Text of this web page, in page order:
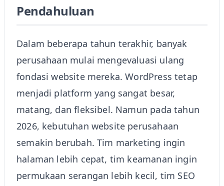
Mengapa Banyak
Pendahuluan
Dalam beberapa tahun terakhir, banyak
perusahaan mulai mengevaluasi ulang
fondasi website mereka. WordPress tetap
menjadi platform yang sangat besar,
matang, dan fleksibel. Namun pada tahun
2026, kebutuhan website perusahaan
semakin berubah. Tim marketing ingin
halaman lebih cepat, tim keamanan ingin
permukaan serangan lebih kecil, tim SEO